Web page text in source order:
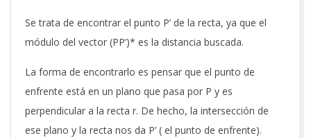
Se trata de encontrar el punto P’ de la recta, ya que el
módulo del vector (PP’)* es la distancia buscada.
La forma de encontrarlo es pensar que el punto de
enfrente está en un plano que pasa por P y es
perpendicular a la recta r. De hecho, la intersección de
ese plano y la recta nos da P’ ( el punto de enfrente).